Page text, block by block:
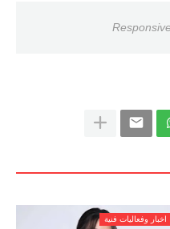
اخبار وفعاليات فنية